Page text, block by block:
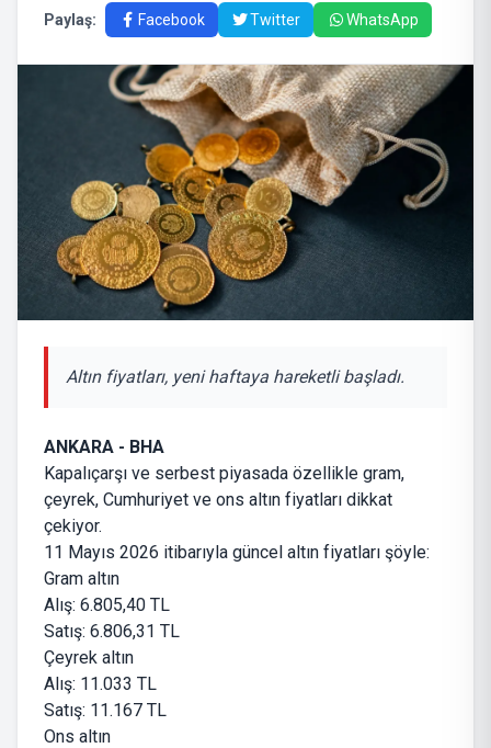
Paylaş: Facebook Twitter WhatsApp
Altın fiyatları, yeni haftaya hareketli başladı.
ANKARA - BHA
Kapalıçarşı ve serbest piyasada özellikle gram,
çeyrek, Cumhuriyet ve ons altın fiyatları dikkat
çekiyor.
11 Mayıs 2026 itibarıyla güncel altın fiyatları şöyle:
Gram altın
Alış: 6.805,40 TL
Satış: 6.806,31 TL
Çeyrek altın
Alış: 11.033 TL
Satış: 11.167 TL
Ons altın